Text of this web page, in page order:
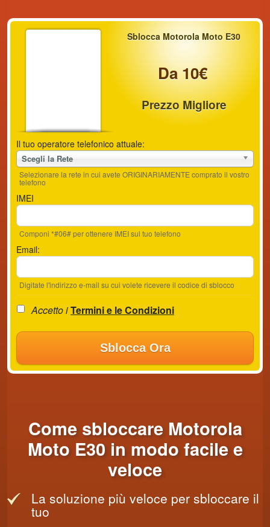
Sblocca Motorola Moto E30
Da 10€
Prezzo Migliore
Il tuo operatore telefonico attuale:
Scegli la Rete
Selezionare la rete in cui avete ORIGINARIAMENTE comprato il vostro
telefono
IMEI
Componi *#06# per ottenere IMEI sul tuo telefono
Email:
Digitate l'indirizzo e-mail su cui volete ricevere il codice di sblocco
Accetto iTermini e le Condizioni
Sblocca Ora
Come sbloccare Motorola
Moto E30 in modo facile e
veloce
La soluzione più veloce per sbloccare il
tuo